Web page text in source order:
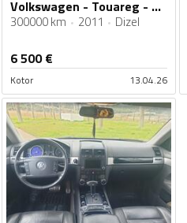
Volkswagen - Touareg - 2.0
300000 km 2011 Dizel
6 500€
Kotor 13.04.26